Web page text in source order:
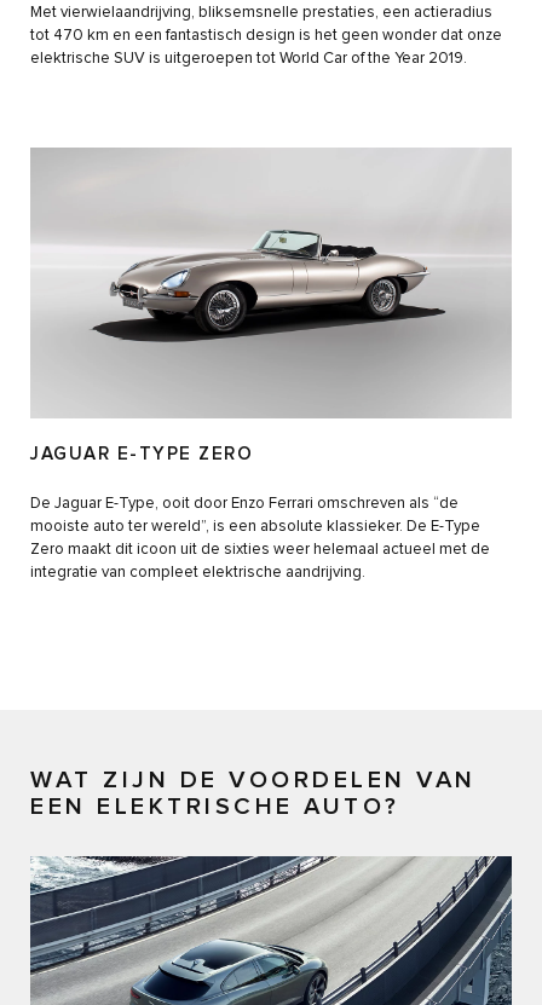
Met vierwielaandrijving, bliksemsnelle prestaties, een actieradius
tot 470 km en een fantastisch design is het geen wonder dat onze
elektrische SUV is uitgeroepen tot World Car of the Year 2019.
JAGUAR E-TYPE ZERO
De Jaguar E-Type, ooit door Enzo Ferrari omschreven als “de
mooiste auto ter wereld”, is een absolute klassieker. De E-Type
Zero maakt dit icoon uit de sixties weer helemaal actueel met de
integratie van compleet elektrische aandrijving.
WAT ZIJN DE VOORDELEN VAN
EEN ELEKTRISCHE AUTO?